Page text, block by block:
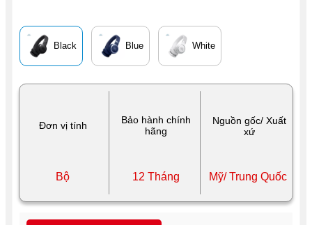
Đơn vị tính
Bảo hành chính
hãng
Nguồn gốc/ Xuất
xứ
Bộ 12 Tháng Mỹ/ Trung Quốc
Black Blue White